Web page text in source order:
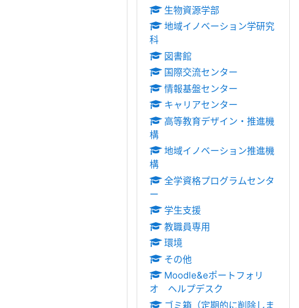
生物資源学部
地域イノベーション学研究
科
図書館
国際交流センター
情報基盤センター
キャリアセンター
高等教育デザイン・推進機
構
地域イノベーション推進機
構
全学資格プログラムセンタ
ー
学生支援
教職員専用
環境
その他
Moodle&eポートフォリ
オ ヘルプデスク
ゴミ箱（定期的に削除しま